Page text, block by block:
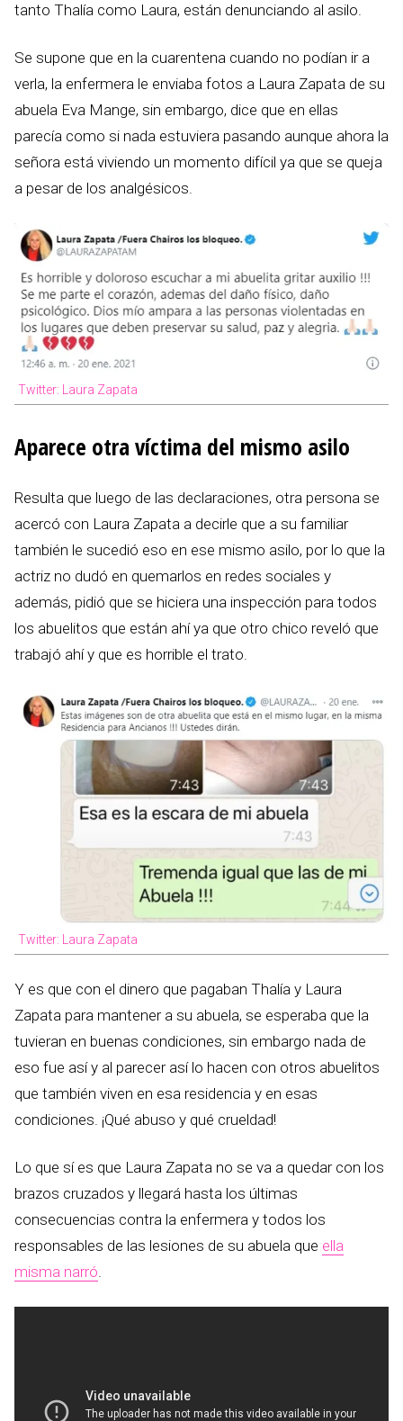
tanto Thalía como Laura, están denunciando al asilo.
Se supone que en la cuarentena cuando no podían ir a
verla, la enfermera le enviaba fotos a Laura Zapata de su
abuela Eva Mange, sin embargo, dice que en ellas
parecía como si nada estuviera pasando aunque ahora la
señora está viviendo un momento difícil ya que se queja
a pesar de los analgésicos.
Twitter: Laura Zapata
Aparece otra víctima del mismo asilo
Resulta que luego de las declaraciones, otra persona se
acercó con Laura Zapata a decirle que a su familiar
también le sucedió eso en ese mismo asilo, por lo que la
actriz no dudó en quemarlos en redes sociales y
además, pidió que se hiciera una inspección para todos
los abuelitos que están ahí ya que otro chico reveló que
trabajó ahí y que es horrible el trato.
Twitter: Laura Zapata
Y es que con el dinero que pagaban Thalía y Laura
Zapata para mantener a su abuela, se esperaba que la
tuvieran en buenas condiciones, sin embargo nada de
eso fue así y al parecer así lo hacen con otros abuelitos
que también viven en esa residencia y en esas
condiciones. ¡Qué abuso y qué crueldad!
Lo que sí es que Laura Zapata no se va a quedar con los
brazos cruzados y llegará hasta los últimas
consecuencias contra la enfermera y todos los
responsables de las lesiones de su abuela que ella
misma narró